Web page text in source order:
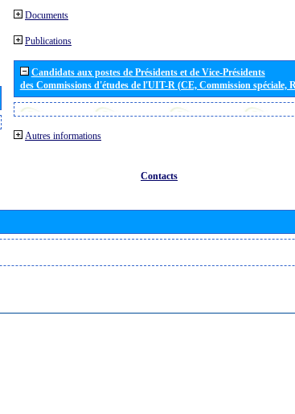
Documents
Publications
Candidats aux postes de Présidents et de Vice-Présidents
des Commissions d'études de l'UIT-R (CE, Commission spéciale,
Autres informations
Contacts